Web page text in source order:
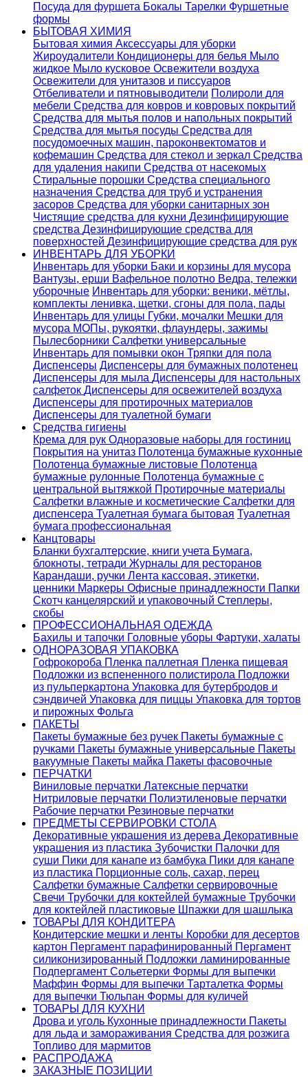
Посуда для фуршета Бокалы Тарелки Фуршетные
формы
БЫТОВАЯ ХИМИЯ
Бытовая химия Аксессуары для уборки
Жироудалители Кондиционеры для белья Мыло
жидкое Мыло кусковое Освежители воздуха
Освежители для унитазов и писсуаров
Отбеливатели и пятновыводители Полироли для
мебели Средства для ковров и ковровых покрытий
Средства для мытья полов и напольных покрытий
Средства для мытья посуды Средства для
посудомоечных машин, пароконвектоматов и
кофемашин Средства для стекол и зеркал Средства
для удаления накипи Средства от насекомых
Стиральные порошки Cредства специального
назначения Средства для труб и устранения
засоров Средства для уборки санитарных зон
Чистящие средства для кухни Дезинфицирующие
средства Дезинфицирующие средства для
поверхностей Дезинфицирующие средства для рук
ИНВЕНТАРЬ ДЛЯ УБОРКИ
Инвентарь для уборки Баки и корзины для мусора
Вантузы, ерши Вафельное полотно Ведра, тележки
уборочные Инвентарь для уборки: веники, мётлы,
комплекты ленивка, щетки, сгоны для пола, пады
Инвентарь для улицы Губки, мочалки Мешки для
мусора МОПы, рукоятки, флаундеры, зажимы
Пылесборники Салфетки универсальные
Инвентарь для помывки окон Тряпки для пола
Диспенсеры Диспенсеры для бумажных полотенец
Диспенсеры для мыла Диспенсеры для настольных
салфеток Диспенсеры для освежителей воздуха
Диспенсеры для протирочных материалов
Диспенсеры для туалетной бумаги
Средства гигиены
Крема для рук Одноразовые наборы для гостиниц
Покрытия на унитаз Полотенца бумажные кухонные
Полотенца бумажные листовые Полотенца
бумажные рулонные Полотенца бумажные с
центральной вытяжкой Протирочные материалы
Салфетки влажные и косметические Салфетки для
диспенсера Туалетная бумага бытовая Туалетная
бумага профессиональная
Канцтовары
Бланки бухгалтерские, книги учета Бумага,
блокноты, тетради Журналы для ресторанов
Карандаши, ручки Лента кассовая, этикетки,
ценники Маркеры Офисные принадлежности Папки
Скотч канцелярский и упаковочный Степлеры,
скобы
ПРОФЕССИОНАЛЬНАЯ ОДЕЖДА
Бахилы и тапочки Головные уборы Фартуки, халаты
ОДНОРАЗОВАЯ УПАКОВКА
Гофрокороба Пленка паллетная Пленка пищевая
Подложки из вспененного полистирола Подложки
из пульперкартона Упаковка для бутербродов и
сэндвичей Упаковка для пиццы Упаковка для тортов
и пирожных Фольга
ПАКЕТЫ
Пакеты бумажные без ручек Пакеты бумажные с
ручками Пакеты бумажные универсальные Пакеты
вакуумные Пакеты майка Пакеты фасовочные
ПЕРЧАТКИ
Виниловые перчатки Латексные перчатки
Нитриловые перчатки Полиэтиленовые перчатки
Рабочие перчатки Резиновые перчатки
ПРЕДМЕТЫ СЕРВИРОВКИ СТОЛА
Декоративные украшения из дерева Декоративные
украшения из пластика Зубочистки Палочки для
суши Пики для канапе из бамбука Пики для канапе
из пластика Порционные соль, сахар, перец
Салфетки бумажные Салфетки сервировочные
Свечи Трубочки для коктейлей бумажные Трубочки
для коктейлей пластиковые Шпажки для шашлыка
ТОВАРЫ ДЛЯ КОНДИТЕРА
Кондитерские мешки и ленты Коробки для десертов
картон Пергамент парафинированный Пергамент
силиконизированный Подложки ламинированные
Подпергамент Сольетерки Формы для выпечки
Маффин Формы для выпечки Тарталетка Формы
для выпечки Тюльпан Формы для куличей
ТОВАРЫ ДЛЯ КУХНИ
Дрова и уголь Кухонные принадлежности Пакеты
для льда и замораживания Средства для розжига
Топливо для мармитов
РАСПРОДАЖА
ЗАКАЗНЫЕ ПОЗИЦИИ